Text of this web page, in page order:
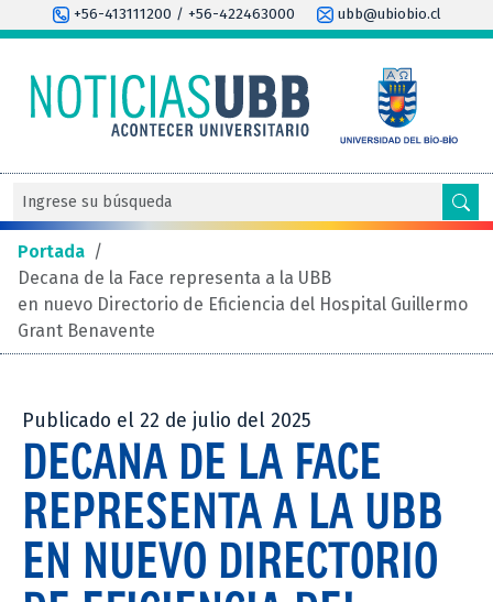
+56-413111200 / +56-422463000 ubb@ubiobio.cl
Portada /
Decana de la Face representa a la UBB
en nuevo Directorio de Eficiencia del Hospital Guillermo
Grant Benavente
Publicado el 22 de julio del 2025
DECANA DE LA FACE
REPRESENTA A LA UBB
EN NUEVO DIRECTORIO